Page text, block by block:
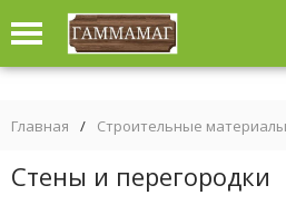
Главная / Строительные материалы
Стены и перегородки